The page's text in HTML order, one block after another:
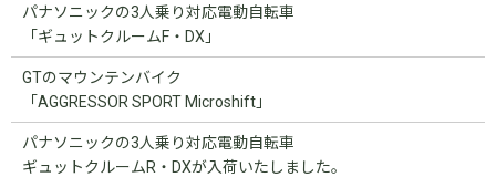
パナソニックの3人乗り対応電動自転車
「ギュットクルームF・DX」
GTのマウンテンバイク
「AGGRESSOR SPORT Microshift」
パナソニックの3人乗り対応電動自転車
ギュットクルームR・DXが入荷いたしました。